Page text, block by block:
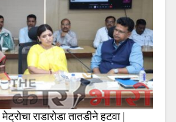
राडारोडा तातडीने हटवा |